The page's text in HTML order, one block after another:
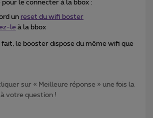
pour le connecter à la bbox :
un reset du wifi boster
le à la bbox
fait, le booster dispose du même wifi que
sur « Meilleure réponse » une fois la
votre question !